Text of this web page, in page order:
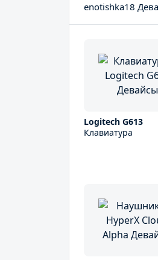
enotishka18
Logitech G613
Клавиатура